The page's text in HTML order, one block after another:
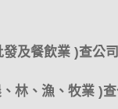
及餐飲業 )查公司
林、漁、牧業 )